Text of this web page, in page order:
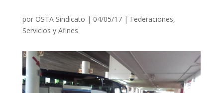
por OSTA Sindicato | 04/05/17| Federaciones,
Servicios y Afines